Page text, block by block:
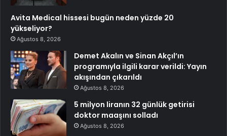
Avita Medical hissesi bugün neden yüzde 20
yükseliyor?
Ağustos 8, 2026
Demet Akalın ve Sinan Akçıl’ın
programıyla ilgili karar verildi: Yayın
akışından çıkarıldı
Ağustos 8, 2026
5 milyon liranın 32 günlük getirisi
doktor maaşını solladı
Ağustos 8, 2026